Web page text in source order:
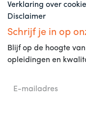
Verklaring over
Disclaimer
Schrijf je in op
Blijf op de hoogte
opleidingen en